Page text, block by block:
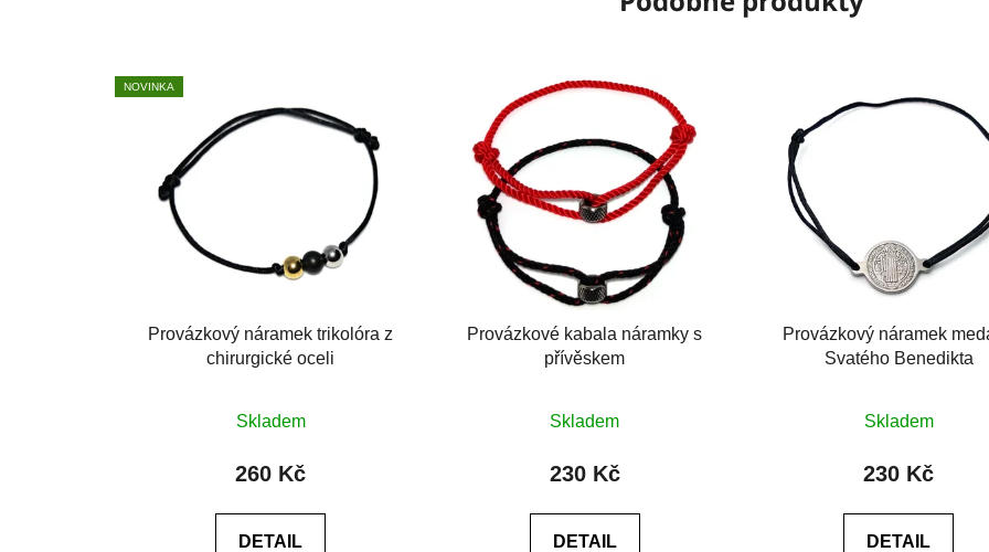
NOVINKA
Provázkový náramek trikolóra z
chirurgické oceli
hodnocení
produktu
Skladem
260 Kč
DETAIL
Provázkové kabala náramky s
přívěskem
Skladem
230 Kč
DETAIL
Provázkový náramek
Svatého Benedikta
hodnocení
produktu
Skladem
230 Kč
DETAIL